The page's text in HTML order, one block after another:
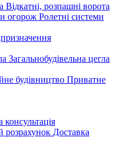
Відкатні, розпашні ворота
огорож Ролетні системи
Загальнобудівельна цегла
будівництво Приватне
розрахунок Доставка